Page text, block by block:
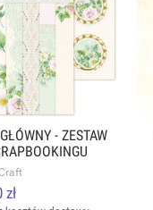
- ZESTAW
zł